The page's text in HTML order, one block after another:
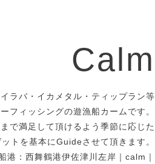
Calm
ラバ・イカメタル・ティップラン等
フィッシングの遊漁船カームです。
で満足して頂けるよう季節に応じた
トを基本にGuideさせて頂きます。
港：西舞鶴港伊佐津川左岸｜calm｜